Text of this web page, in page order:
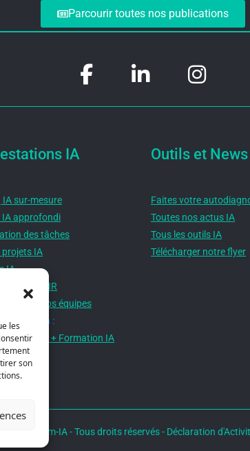
les
son
Parcourir toutes nos publications
IA
sur-mesure
IA approfondi
des tâches
projets IA
IA
IA CODIR
IA de vos équipes
Innovation :
+ Formation IA
Outils et
Faites votre
Toutes nos actus IA
Tous les outils IA
Télécharger notre flyer
Op'Team-IA - Tous droits réservés - Déclaration